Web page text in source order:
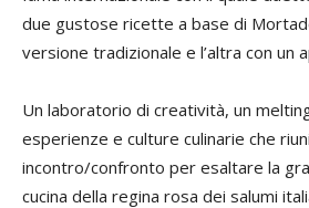
due gustose ricette a base di
versione tradizionale e l’altra con un
Un laboratorio di creatività, un
esperienze e culture culinarie che
incontro/confronto per esaltare la
cucina della regina rosa dei salumi